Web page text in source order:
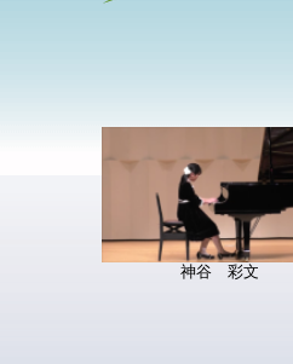
神谷 彩文